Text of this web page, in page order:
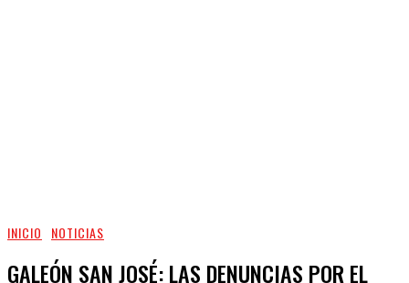
INICIO NOTICIAS
GALEÓN SAN JOSÉ: LAS DENUNCIAS POR EL